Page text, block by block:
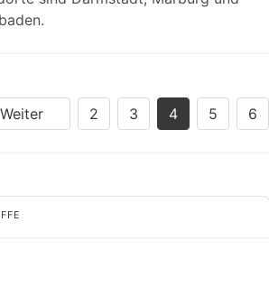
Weiter 2 3 4 5 6